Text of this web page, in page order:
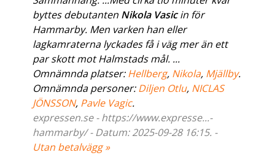
byttes debutanten Nikola Vasicin för
Hammarby. Men varken han eller
lagkamraterna lyckades få i väg mer än ett
par skott mot Halmstads mål. ...
Omnämnda platser:Hellberg, Nikola, Mjällby.
Omnämnda personer:Diljen Otlu, NICLAS
JÖNSSON, Pavle Vagic.
expressen.se - https://www.expresse...-
hammarby/ - Datum: 2025-09-28 16:15. -
Utan betalvägg »